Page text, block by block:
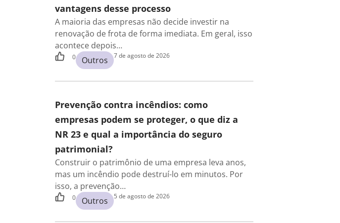
vantagens desse processo
A maioria das empresas não decide investir na
renovação de frota de forma imediata. Em geral, isso
acontece depois…
0 Outros 7 de agosto de 2026
Prevenção contra incêndios: como
empresas podem se proteger, o que diz a
NR 23 e qual a importância do seguro
patrimonial?
Construir o patrimônio de uma empresa leva anos,
mas um incêndio pode destruí-lo em minutos. Por
isso, a prevenção…
0 Outros 5 de agosto de 2026